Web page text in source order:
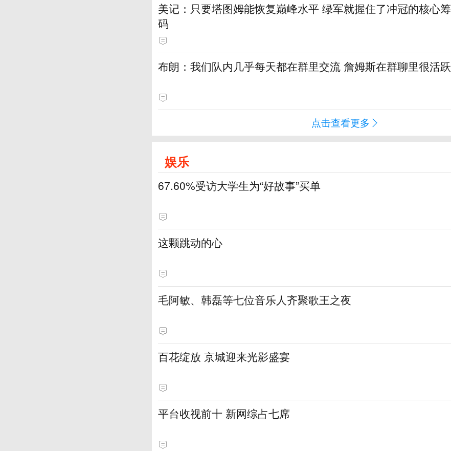
美记：只要塔图姆能恢复巅峰水平 绿军就握住了冲冠的核心筹
码
布朗：我们队内几乎每天都在群里交流 詹姆斯在群聊里很活跃
点击查看更多
娱乐
67.60%受访大学生为“好故事”买单
这颗跳动的心
毛阿敏、韩磊等七位音乐人齐聚歌王之夜
百花绽放 京城迎来光影盛宴
平台收视前十 新网综占七席